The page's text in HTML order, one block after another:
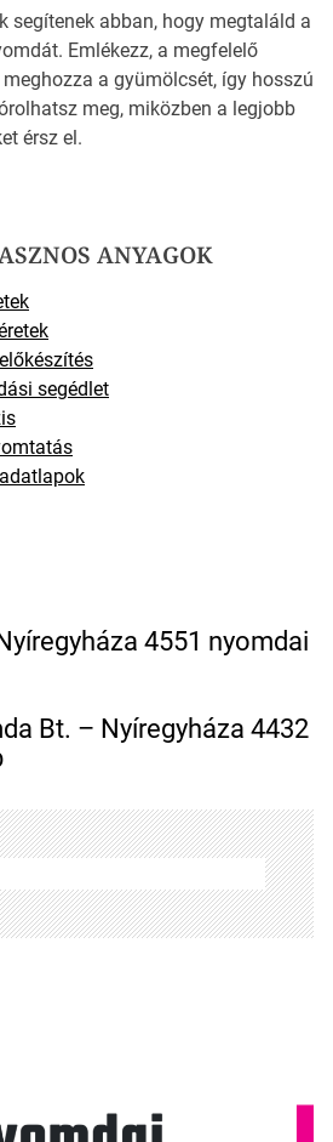
segítenek abban, hogy megtaláld a
Emlékezz, a megfelelő
a gyümölcsét, így hosszú
meg, miközben a legjobb
érsz el.
ANYAGOK
segédlet
4551 nyomdai
Bt. – Nyíregyháza 4432